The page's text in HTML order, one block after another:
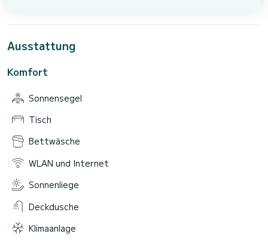
Ausstattung
Komfort
Sonnensegel
Tisch
Bettwäsche
WLAN und Internet
Sonnenliege
Deckdusche
Klimaanlage